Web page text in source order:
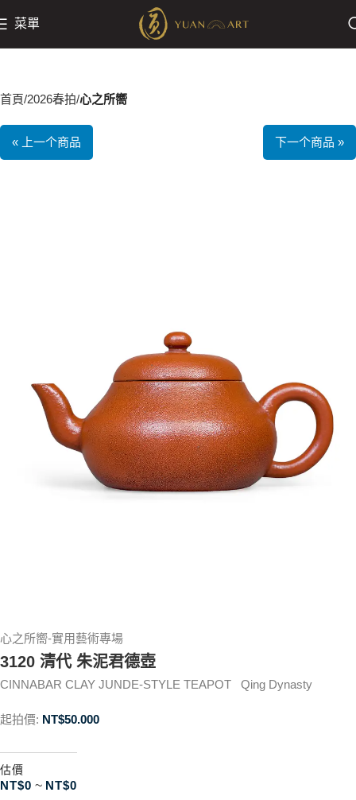
菜單
首頁 2026春拍 心之所嚮
« 上一个商品 下一个商品 »
心之所嚮-實用藝術專場
3120 清代 朱泥君德壺
CINNABAR CLAY JUNDE-STYLE TEAPOT Qing Dynasty
起拍價: NT$50.000
估價
NT$0 ~ NT$0